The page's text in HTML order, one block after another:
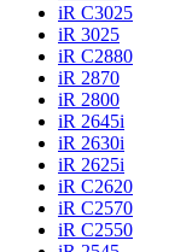
iR C3025
iR 3025
iR C2880
iR 2870
iR 2800
iR 2645i
iR 2630i
iR 2625i
iR C2620
iR C2570
iR C2550